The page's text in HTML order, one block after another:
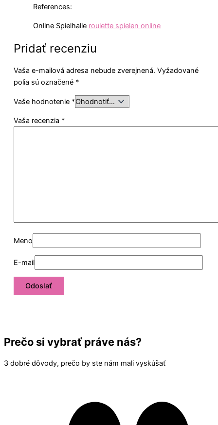
References:
Online Spielhalle roulette spielen online
Pridať recenziu
Vaša e-mailová adresa nebude zverejnená. Vyžadované
polia sú označené *
Vaše hodnotenie *
Vaša recenzia *
Meno
E-mail
Prečo si vybrať práve nás?
3 dobré dôvody, prečo by ste nám mali vyskúšať